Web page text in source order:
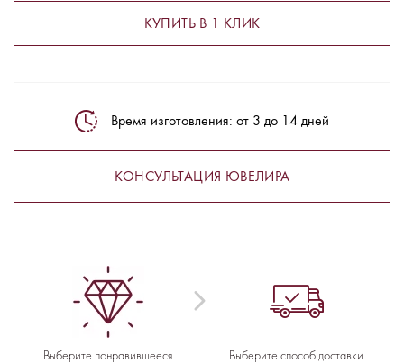
КУПИТЬ В 1 КЛИК
Время изготовления: от 3 до 14 дней
КОНСУЛЬТАЦИЯ ЮВЕЛИРА
Выберите понравившееся
Выберите способ доставки